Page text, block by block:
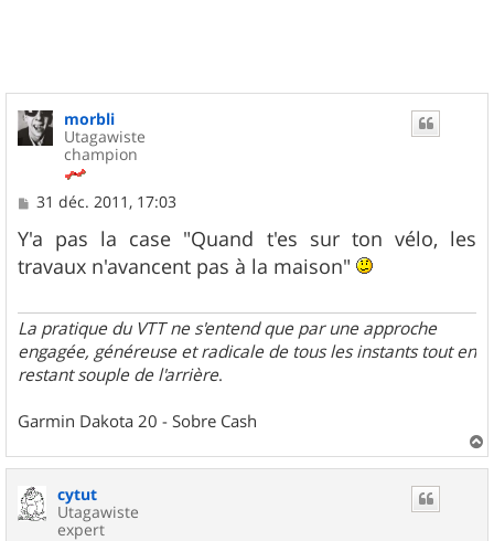
morbli
Utagawiste
champion
M
s
s
a
31 déc. 2011, 17:03
Y'a pas la case "Quand t'es sur ton vélo, les
travaux n'avancent pas à la maison"
La pratique du VTT ne s'entend que par une approche
engagée, généreuse et radicale de tous les instants tout en
restant souple de l'arrière.
Garmin Dakota 20 - Sobre Cash
a
cytut
Utagawiste
expert